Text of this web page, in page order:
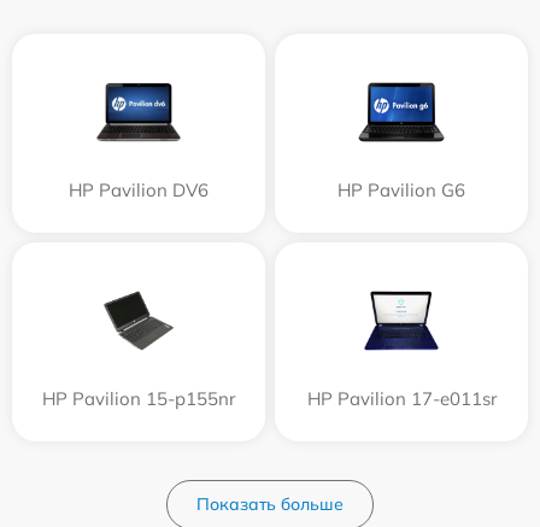
HP Pavilion DV6 HP Pavilion G6
HP Pavilion 15-p155nr HP Pavilion 17-e011sr
Показать больше